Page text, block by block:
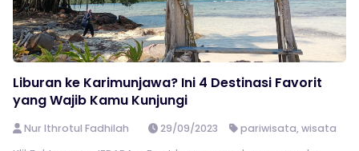
Liburan ke Karimunjawa? Ini 4 Destinasi Favorit
yang Wajib Kamu Kunjungi
Nur Ithrotul Fadhilah 29/09/2023 pariwisata,wisata